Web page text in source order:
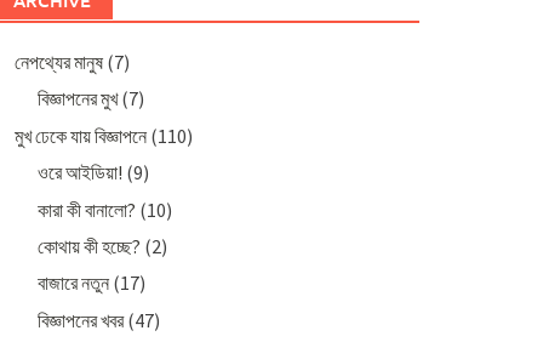
নেপথ্যের মানুষ(7)
বিজ্ঞাপনের মুখ(7)
মুখ ঢেকে যায় বিজ্ঞাপনে(110)
ওরে আইডিয়া! (9)
কারা কী বানালো? (10)
কোথায় কী হচ্ছে? (2)
বাজারে নতুন (17)
বিজ্ঞাপনের খবর(47)